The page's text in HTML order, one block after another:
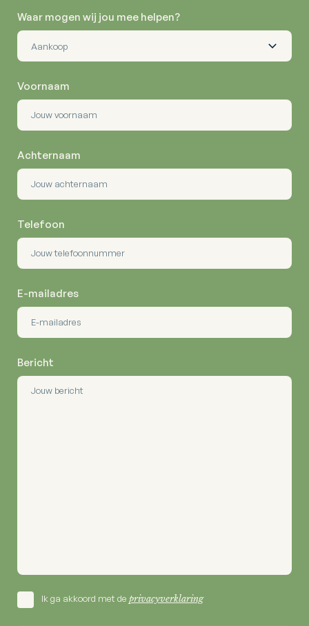
Waar mogen wij jou mee helpen?
Voornaam
Achternaam
Telefoon
E-mailadres
Bericht
Ik ga akkoord met de privacyverklaring